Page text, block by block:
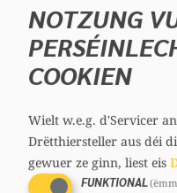
questions
de la Famille, des
ensemble et de
Ministre de la
Le
évaluation des
niveaux de cours
NOTZUNG
COOKIEN
Wielt w.e.g. d'Servicer
Drëtthiersteller aus déi
gewuer ze ginn, liest eis
FUNKTIONAL